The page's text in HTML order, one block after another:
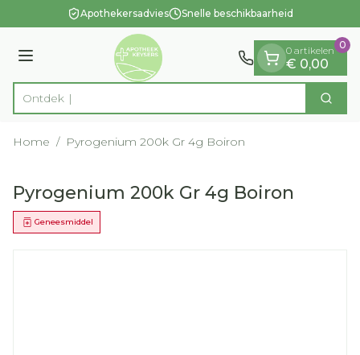
Ga naar de inhoudApothekersadvies Snelle beschikbaarheid
Menu
Product, merk, categorie...
O Zoek
0 artikelen
€ 0,00
0
Home / Pyrogenium 200k Gr 4g Boiron
Pyrogenium 200k Gr 4g Boiron
Geneesmiddel